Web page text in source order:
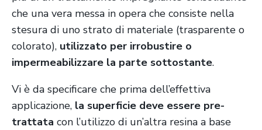
che una vera messa in opera che consiste nella
stesura di uno strato di materiale (trasparente o
colorato), utilizzato per irrobustire o
impermeabilizzare la parte sottostante.
Vi è da specificare che prima dell’effettiva
applicazione, la superficie deve essere pre-
trattata con l’utilizzo di un’altra resina a base